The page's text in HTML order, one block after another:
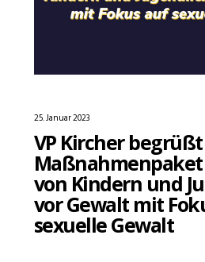
25. Januar 2023
VP Kircher begrüßt
Maßnahmenpaket
von Kindern und
vor Gewalt mit
sexuelle Gewalt